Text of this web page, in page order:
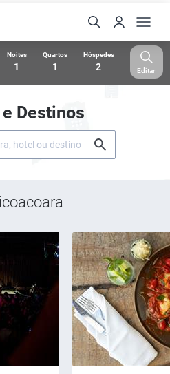
Noites
1
Quartos
1
Hóspedes
2 Editar
Destinos